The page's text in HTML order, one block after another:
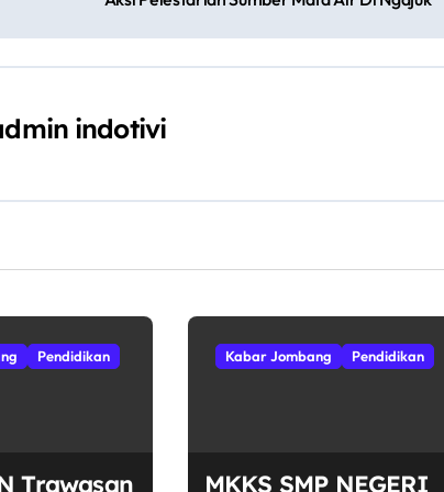
indotivi
Pendidikan
Trawasan
Kabar Jombang Pendidikan
MKKS SMP NEGERI